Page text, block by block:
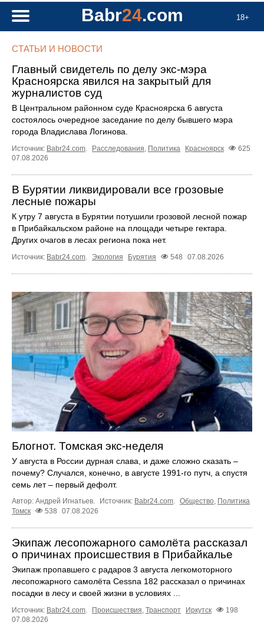
18+
Babr24.com
СТАТЬИ И НОВОСТИ
Главный свидетель по делу экс-мэра
Красноярска явился на закрытый для
журналистов суд
В Центральном районном суде Красноярска 6 августа
состоялось очередное заседание по делу бывшего мэра
города Владислава Логинова.
Источник: Babr24.com. Расследования, Политика Красноярск
625
07.08.2026
В Бурятии ликвидировали все грозовые
лесные пожары
К утру 7 августа в Бурятии потушили грозовой лесной пожар
в Прибайкальском районе на площади четыре гектара.
Других очагов в лесах региона пока нет.
Источник: Babr24.com. Экология Бурятия 548 07.08.2026
Блогнот. Томская экс-неделя
У августа в России дурная слава, и даже сложно сказать –
почему? Случался, конечно, в августе 1991-го путч, а спустя
семь лет – первый дефолт.
Автор: Андрей Игнатьев. Источник: Babr24.com. Общество, Политика
Томск
538 07.08.2026
Экипаж лесопожарного самолёта рассказал
о причинах происшествия в Прибайкалье
Экипаж пропавшего с радаров 3 августа легкомоторного
лесопожарного самолёта Cessna 182 рассказал о причинах
посадки в лесу и своей жизни в условиях ...
Источник: Babr24.com. Происшествия, Транспорт Иркутск
198
07.08.2026